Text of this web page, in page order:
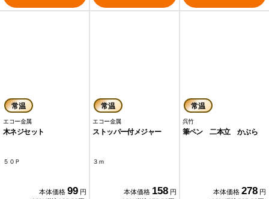
常温
エコー金属
木ネジセット
５０Ｐ
本体価格 99 円
常温
エコー金属
ストッパー付メジャー
３ｍ
本体価格 158 円
常温
呉竹
筆ペン 二本立 かぶら
本体価格 278 円